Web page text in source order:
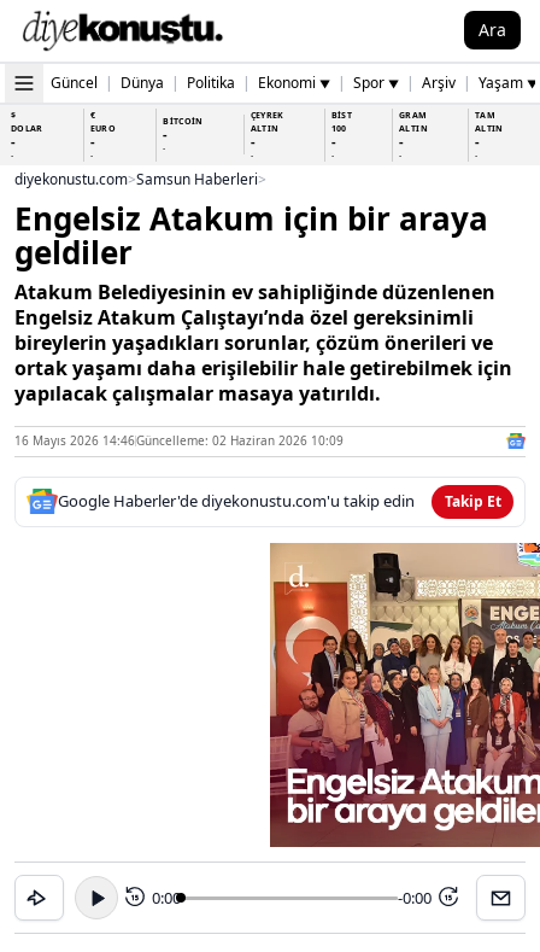
Ara
Güncel | Dünya | Politika | Ekonomi ▼ | Spor ▼ | Arşiv | Yaşam ▼
$
DOLAR
-
-
€
EURO
-
-
BİTCOİN
-
-
ÇEYREK
ALTIN
-
-
BİST
100
-
-
GRAM
ALTIN
-
-
TAM
ALTIN
-
-
diyekonustu.com>Samsun Haberleri>
Engelsiz Atakum için bir araya
geldiler
Atakum Belediyesinin ev sahipliğinde düzenlenen
Engelsiz Atakum Çalıştayı’nda özel gereksinimli
bireylerin yaşadıkları sorunlar, çözüm önerileri ve
ortak yaşamı daha erişilebilir hale getirebilmek için
yapılacak çalışmalar masaya yatırıldı.
16 Mayıs 2026 14:46Güncelleme: 02 Haziran 2026 10:09
Google Haberler'de diyekonustu.com'u takip edin Takip Et
15 0:00 -0:00 15